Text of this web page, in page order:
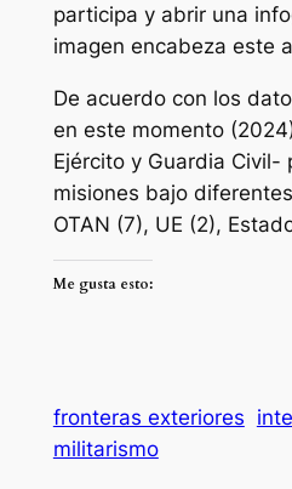
participa y abrir una
imagen encabeza este
De acuerdo con los
en este momento
Ejército y Guardia Civil-
misiones bajo
OTAN (7), UE (2),
Me gusta esto:
fronteras exteriores
militarismo